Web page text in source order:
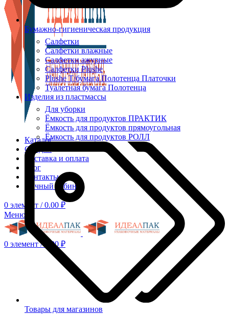
Каталог
Скидки
Доставка и оплата
Блог
Контакты
Личный кабинет
0 элемент / 0.00 ₽
Меню
0 элемент / 0.00 ₽
Бумажно-гигиеническая продукция
Салфетки
Салфетки влажные
Салфетки ажурные
Салфетки Plushe
Plushe Т/бумага Полотенца Платочки
Туалетная бумага Полотенца
Изделия из пластмассы
Для уборки
Ёмкость для продуктов ПРАКТИК
Ёмкость для продуктов прямоугольная
Ёмкость для продуктов РОЛЛ
Товары для магазинов